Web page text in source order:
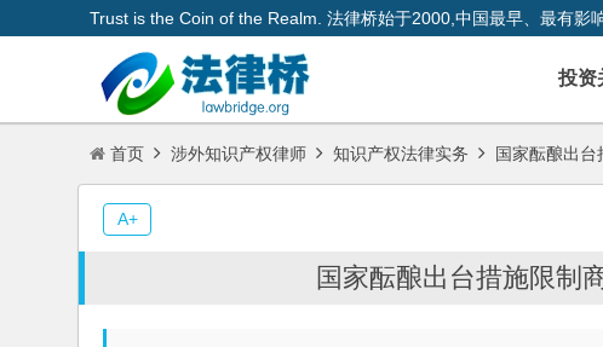
Trust is the Coin of the Realm. 法律桥始于2000,中国最早、最有影
投资
首页 涉外知识产权律师 知识产权法律实务 国家酝酿出
国家酝酿出台措施限制
A+